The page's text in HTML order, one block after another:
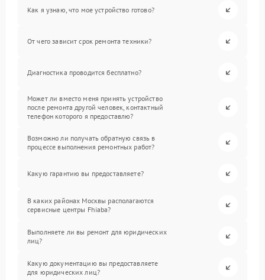
Как я узнаю, что мое устройство готово?
От чего зависит срок ремонта техники?
Диагностика проводится бесплатно?
Может ли вместо меня принять устройство
после ремонта другой человек, контактный
телефон которого я предоставлю?
Возможно ли получать обратную связь в
процессе выполнения ремонтных работ?
Какую гарантию вы предоставляете?
В каких районах Москвы располагаются
сервисные центры Fhiaba?
Выполняете ли вы ремонт для юридических
лиц?
Какую документацию вы предоставляете
для юридических лиц?